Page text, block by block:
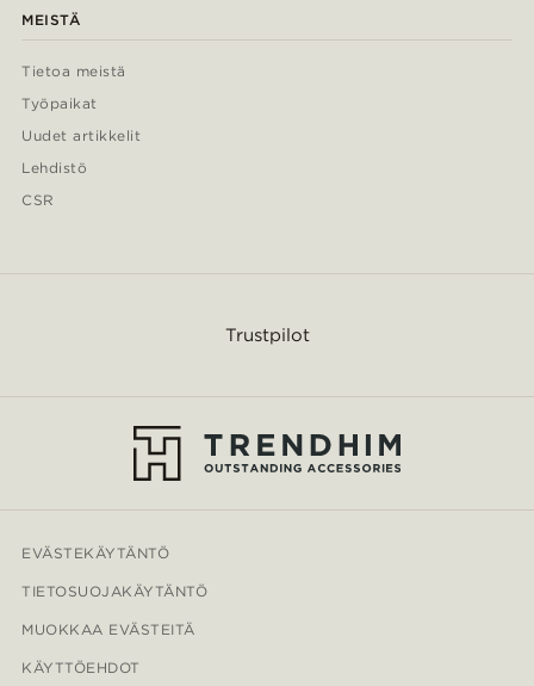
MEISTÄ
Tietoa meistä
Työpaikat
Uudet artikkelit
Lehdistö
CSR
Trustpilot
EVÄSTEKÄYTÄNTÖ
TIETOSUOJAKÄYTÄNTÖ
MUOKKAA EVÄSTEITÄ
KÄYTTÖEHDOT